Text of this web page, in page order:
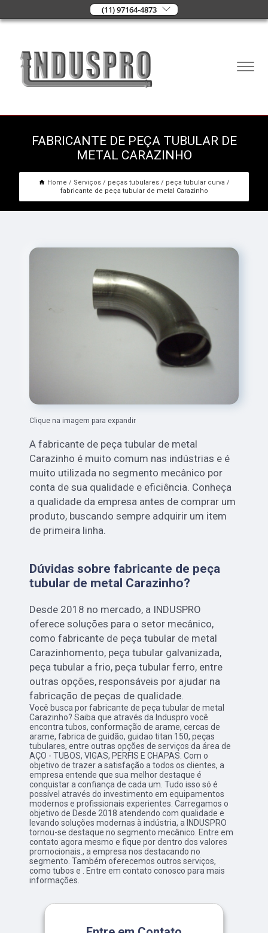
(11) 97164-4873
FABRICANTE DE PEÇA TUBULAR DE
METAL CARAZINHO
Home Serviços peças tubulares
peça tubular curva
fabricante de peça tubular de metal Carazinho
Clique na imagem para expandir
A fabricante de peça tubular de metal
Carazinho é muito comum nas indústrias e é
muito utilizada no segmento mecânico por
conta de sua qualidade e eficiência. Conheça
a qualidade da empresa antes de comprar um
produto, buscando sempre adquirir um item
de primeira linha.
Dúvidas sobre fabricante de peça
tubular de metal Carazinho?
Desde 2018 no mercado, a INDUSPRO
oferece soluções para o setor mecânico,
como fabricante de peça tubular de metal
Carazinhomento, peça tubular galvanizada,
peça tubular a frio, peça tubular ferro, entre
outras opções, responsáveis por ajudar na
fabricação de peças de qualidade.
Você busca por fabricante de peça tubular de metal
Carazinho? Saiba que através da Induspro você
encontra tubos, conformação de arame, cercas de
arame, fabrica de guidão, guidao titan 150, peças
tubulares, entre outras opções de serviços da área de
AÇO - TUBOS, VIGAS, PERFIS E CHAPAS. Com o
objetivo de trazer a satisfação a todos os clientes, a
empresa entende que sua melhor destaque é
conquistar a confiança de cada um. Tudo isso só é
possível através do investimento em equipamentos
modernos e profissionais experientes. Carregamos o
objetivo de Desde 2018 atendendo com qualidade e
levando soluções modernas à indústria, a INDUSPRO
tornou-se destaque no segmento mecânico. Entre em
contato agora mesmo e fique por dentro dos valores
promocionais., a empresa nos destacando no
segmento. Também oferecemos outros serviços,
como tubos e . Entre em contato conosco para mais
informações.